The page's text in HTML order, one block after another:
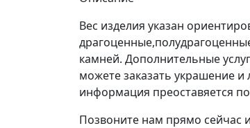
Вес изделия указан
камней. Дополнительные
можете заказать украшение
информация преоставяется
Позвоните нам прямо сейчас